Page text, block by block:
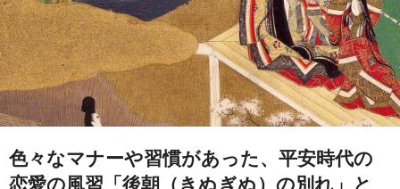
色々なマナーや習慣があった、平安時代の
恋愛の風習「後朝（きぬぎぬ）の別れ」と